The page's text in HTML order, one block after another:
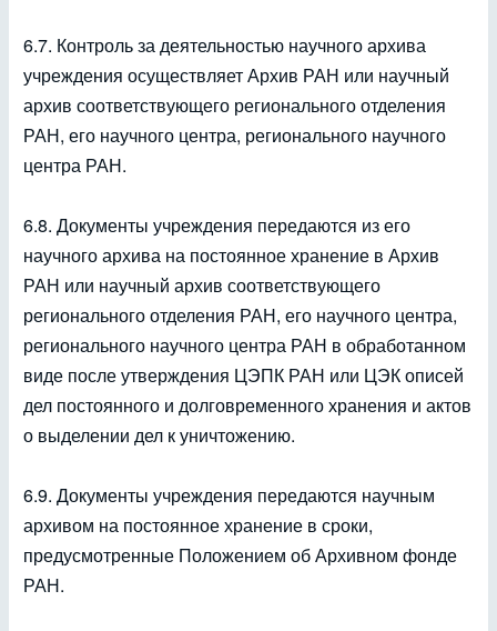
6.7. Контроль за деятельностью научного архива
учреждения осуществляет Архив РАН или научный
архив соответствующего регионального отделения
РАН, его научного центра, регионального научного
центра РАН.
6.8. Документы учреждения передаются из его
научного архива на постоянное хранение в Архив
РАН или научный архив соответствующего
регионального отделения РАН, его научного центра,
регионального научного центра РАН в обработанном
виде после утверждения ЦЭПК РАН или ЦЭК описей
дел постоянного и долговременного хранения и актов
о выделении дел к уничтожению.
6.9. Документы учреждения передаются научным
архивом на постоянное хранение в сроки,
предусмотренные Положением об Архивном фонде
РАН.